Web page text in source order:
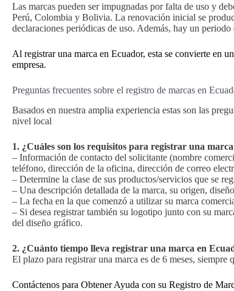
Las marcas pueden ser impugnadas por falta de uso y
Perú, Colombia y Bolivia. La renovación inicial se
declaraciones periódicas de uso. Además, hay un
Al registrar una marca en Ecuador, esta se convierte en
empresa.
Preguntas frecuentes sobre el registro de marcas en
Basados ​​en nuestra amplia experiencia estas son las
nivel local
1. ¿Cuáles son los requisitos para registrar una
– Información de contacto del solicitante (nombre
teléfono, dirección de la oficina, dirección de correo
– Determine la clase de sus productos/servicios que se
– Una descripción detallada de la marca, su origen,
– La fecha en la que comenzó a utilizar su marca
– Si desea registrar también su logotipo junto con su
del diseño gráfico.
2. ¿Cuánto tiempo lleva registrar una marca en
El plazo para registrar una marca es de 6 meses, siempre
Contáctenos para Obtener Ayuda con su Registro de